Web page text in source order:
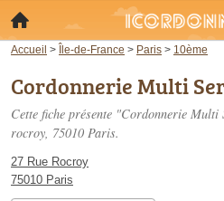
Accueil > Île-de-France > Paris > 10ème
Cordonnerie Multi
Cette fiche présente "Cordonnerie
rocroy, 75010 Paris.
27 Rue Rocroy
75010 Paris